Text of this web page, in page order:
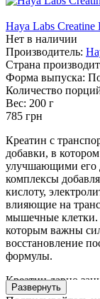
Haya Labs
Нет в наличии
Производитель:
Страна
Форма выпуска:
Количество
Вес: 200 г
785 грн
Креатин с
добавки, в
улучшающими его
комплексы
кислоту,
влияющие на
мышечные клетки.
которым важны
восстановление
формулы.
Креатин давно
питании для
Развернуть